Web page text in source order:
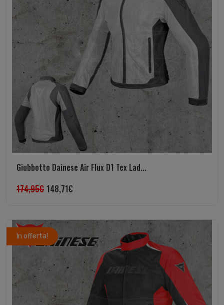
Giubbotto Dainese Air Flux D1 Tex Lad...
174,95€ 148,71€
In offerta!